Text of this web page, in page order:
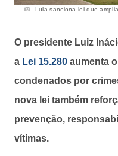
Lula sanciona lei que
O presidente Luiz
a Lei 15.280 aumenta
condenados por
nova lei também
prevenção,
vítimas.